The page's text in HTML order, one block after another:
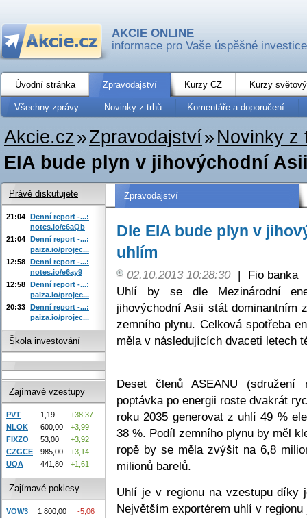
AKCIE ONLINE
informace pro Vaše úspěšné investice
Úvodní stránka Zpravodajství Kurzy CZ Kurzy
Všechny zprávy Novinky z trhů Komentáře a doporučení
Akcie.cz»Zpravodajství» Novinky z
EIA bude plyn v jihovýchodní
Zpravodajství
Dle EIA bude plyn v
uhlím
02.10.2013 10:28:30 |
Fio banka
Uhlí by se dle Mezinárodní
jihovýchodní Asii stát dominantním
zemního plynu. Celková spotřeba
měla v následujících dvaceti letech
Deset členů ASEANU (sdružení
poptávka po energii roste dvakrát
roku 2035 generovat z uhlí 49 %
38 %. Podíl zemního plynu by měl
ropě by se měla zvýšit na 6,8
milionů barelů.
Uhlí je v regionu na vzestupu díky
Největším exportérem uhlí v regionu
Právě diskutujete
21:04 Denní report -...:
notes.io/e6aQb
21:04 Denní report -...:
paiza.io/projec...
12:58 Denní report -...:
notes.io/e6ay9
12:58 Denní report -...:
paiza.io/projec...
20:33 Denní report -...:
paiza.io/projec...
Škola investování
Zajímavé vzestupy
PVT 1,19
+38,37
NLOK
600,00
+3,99
FIXZO
53,00
+3,92
CZGCE
985,00
+3,14
UQA
441,80 +1,61
Zajímavé poklesy
VOW3 1 800,00
-5,06